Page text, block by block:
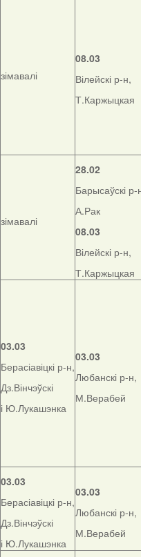
зімавалі
08.03
Вілейскі р-н,
Т.Каржыцкая
зімавалі
28.02
Барысаўскі р-
А.Рак
08.03
Вілейскі р-н,
Т.Каржыцкая
03.03
Берасіавіцкі р-н,
Дз.Вінчэўскі
і Ю.Лукашэнка
03.03
Любанскі р-н,
М.Верабей
03.03
Берасіавіцкі р-н,
Дз.Вінчэўскі
і Ю.Лукашэнка
03.03
Любанскі р-н,
М.Верабей